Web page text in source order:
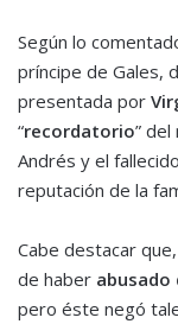
Según lo
príncipe de Gales,
presentada por
“recordatorio”
Andrés y el
reputación de la
Cabe destacar
de haber abusado
pero éste negó